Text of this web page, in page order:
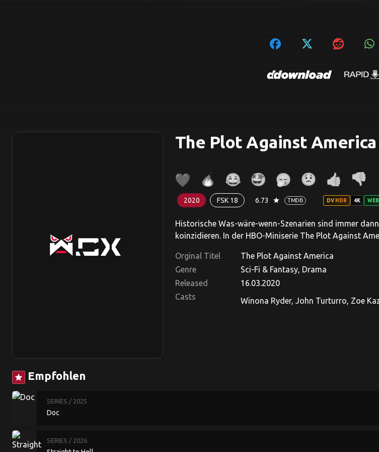
The Plot Against America
2020 FSK 18 6.73 star TMDB DV HDR 4K WEB
Historische Was-wäre-wenn-Szenarien sind immer
koinzidieren. In der HBO-Miniserie The Plot Against
Orginal Titel
The Plot Against America
Genre
Sci-Fi & Fantasy, Drama
Released
16.03.2020
Casts
Winona Ryder, John Turturro, Zoe
star Empfohlen
SERIES / 2025
Doc
SERIES / 2026